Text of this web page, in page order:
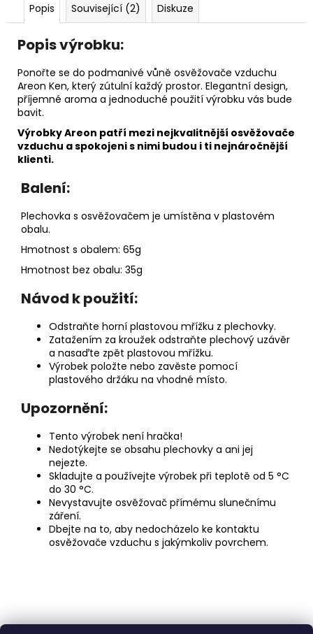
Popis Související (2) Diskuze
Popis výrobku:
Ponořte se do podmanivé vůně osvěžovače vzduchu
Areon Ken, který zútulní každý prostor. Elegantní design,
příjemné aroma a jednoduché použití výrobku vás bude
bavit.
Výrobky Areon patří mezi nejkvalitnější osvěžovače
vzduchu a spokojeni s nimi budou i ti nejnáročnější
klienti.
Balení:
Plechovka s osvěžovačem je umístěna v plastovém
obalu.
Hmotnost s obalem: 65g
Hmotnost bez obalu: 35g
Návod k použití:
Odstraňte horní plastovou mřížku z plechovky.
Zatažením za kroužek odstraňte plechový uzávěr
a nasaďte zpět plastovou mřížku.
Výrobek položte nebo zavěste pomocí
plastového držáku na vhodné místo.
Upozornění:
Tento výrobek není hračka!
Nedotýkejte se obsahu plechovky a ani jej
nejezte.
Skladujte a používejte výrobek při teplotě od 5 °C
do 30 °C.
Nevystavujte osvěžovač přímému slunečnímu
záření.
Dbejte na to, aby nedocházelo ke kontaktu
osvěžovače vzduchu s jakýmkoliv povrchem.
u
e
m
e
PÁNEVNÍ
PROLOŽKY
SADA
3
67